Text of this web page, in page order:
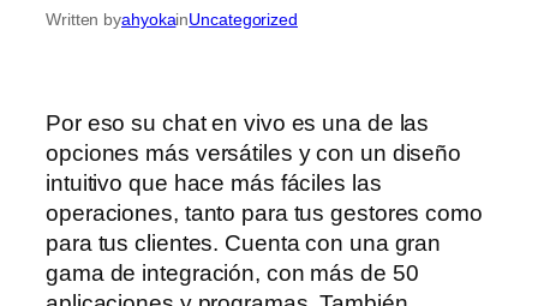
Written byahyokainUncategorized
Por eso su chat en vivo es una de las
opciones más versátiles y con un diseño
intuitivo que hace más fáciles las
operaciones, tanto para tus gestores como
para tus clientes. Cuenta con una gran
gama de integración, con más de 50